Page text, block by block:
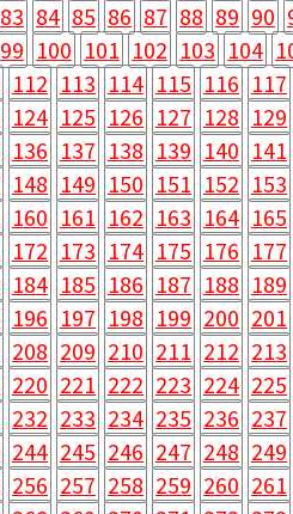
83 84 85 86 87 88 89 90
99 100 101 102 103 104
112 113 114 115 116 117
124 125 126 127 128 129
136 137 138 139 140 141
148 149 150 151 152 153
160 161 162 163 164 165
172 173 174 175 176 177
184 185 186 187 188 189
196 197 198 199 200 201
208 209 210 211 212 213
220 221 222 223 224 225
232 233 234 235 236 237
244 245 246 247 248 249
256 257 258 259 260 261